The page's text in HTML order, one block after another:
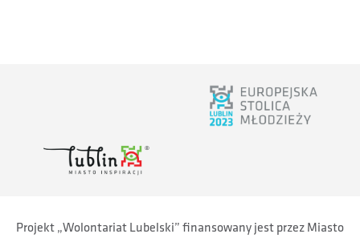
Projekt „Wolontariat Lubelski” finansowany jest przez Miasto